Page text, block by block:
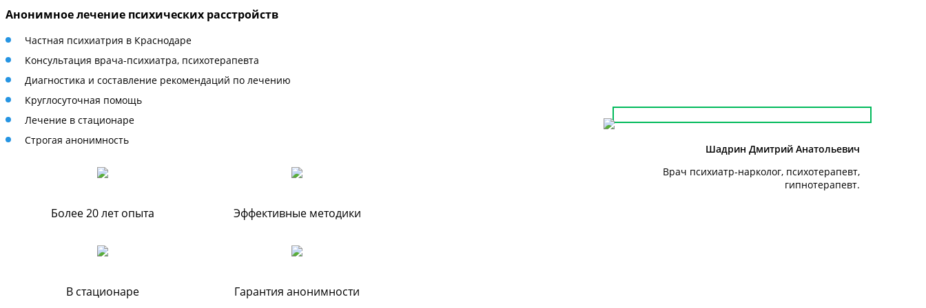
Анонимное лечение психических расстройств
Частная психиатрия в Краснодаре
Консультация врача-психиатра, психотерапевта
Диагностика и составление рекомендаций по лечению
Круглосуточная помощь
Лечение в стационаре
Строгая анонимность
Более 20 лет опыта Эффективные методики
В стационаре Гарантия анонимности
Шадрин Дмитрий Анатольевич
Врач психиатр-нарколог, психотерапевт,
гипнотерапевт.